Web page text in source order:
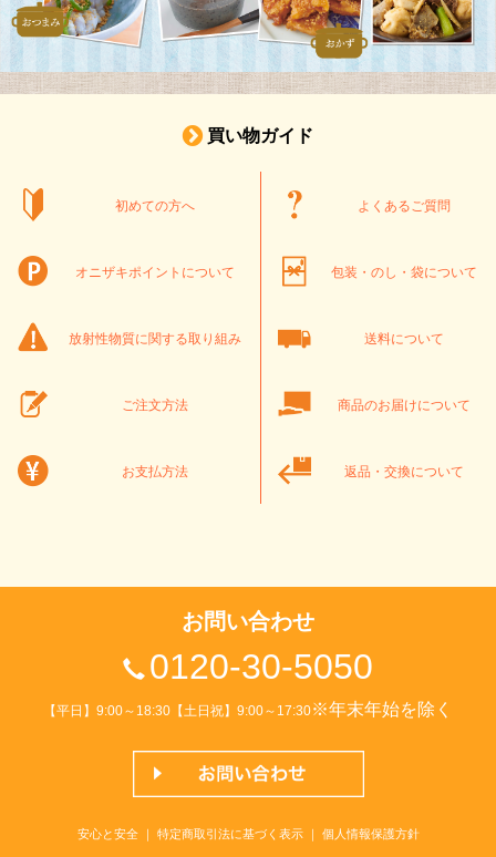
買い物ガイド
初めての方へ よくあるご質問
オニザキポイントについて 包装・のし・袋について
放射性物質に関する取り組み 送料について
ご注文方法 商品のお届けについて
お支払方法 返品・交換について
お問い合わせ
0120-30-5050
【平日】9:00～18:30【土日祝】9:00～17:30※年末年始を除く
安心と安全｜ 特定商取引法に基づく表示｜ 個人情報保護方針